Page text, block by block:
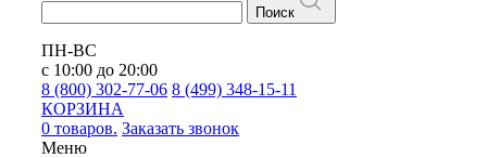
Поиск
ПН-ВС
с 10:00 до 20:00
8 (800) 302-77-06 8 (499) 348-15-11
КОРЗИНА
0 товаров. Заказать звонок
Меню